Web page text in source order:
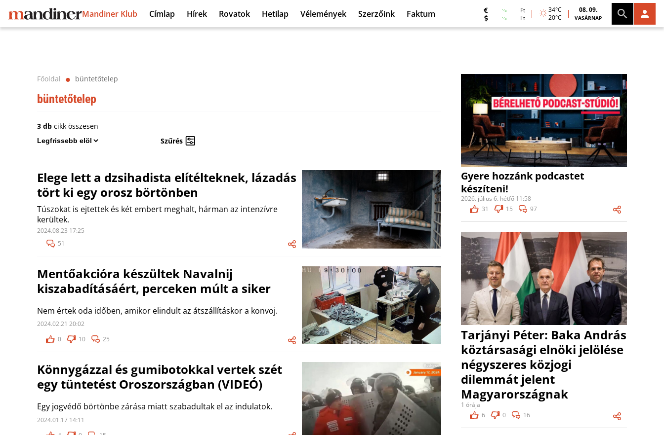
Mandiner Klub Címlap Hírek Rovatok Hetilap Vélemények Szerzőink Faktum
Ft
Ft
34°C
20°C
08. 09.
VASÁRNAP
Főoldal ⬤ büntetőtelep
büntetőtelep
3 db cikk összesen
Szűrés
Elege lett a dzsihadista elítélteknek, lázadás
tört ki egy orosz börtönben
Túszokat is ejtettek és két embert meghalt, hárman az intenzívre
kerültek.
2024.08.23 17:25
51
Mentőakcióra készültek Navalnij
kiszabadításáért, perceken múlt a siker
Nem értek oda időben, amikor elindult az átszállításkor a konvoj.
2024.02.21 20:02
0
10 25
Könnygázzal és gumibotokkal vertek szét
egy tüntetést Oroszországban (VIDEÓ)
Egy jogvédő börtönbe zárása miatt szabadultak el az indulatok.
2024.01.17 14:11
Gyere hozzánk podcastet
készíteni!
2026. július 6. hétfő 11:58
31
15 97
Tarjányi Péter: Baka András
köztársasági elnöki jelölése
négyszeres közjogi
dilemmát jelent
Magyarországnak
1 órája
6
0 16